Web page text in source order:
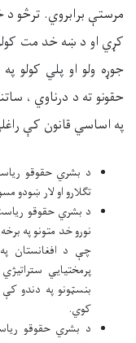
مرستې برابروي. ترڅو د
کړي او د ښه خد مت کولو
جوړه ولو او پلي کولو
حقونو ته د درناوي ،
په اساسي قانون کې
د بشري حقوقو
تګلارو او لار ښودو
د بشري حقوقو
نورو خد متونو په
چې د افغانستان
پرمختيايي
بنسټونو په دندو
کوي.
د بشري حقوقو